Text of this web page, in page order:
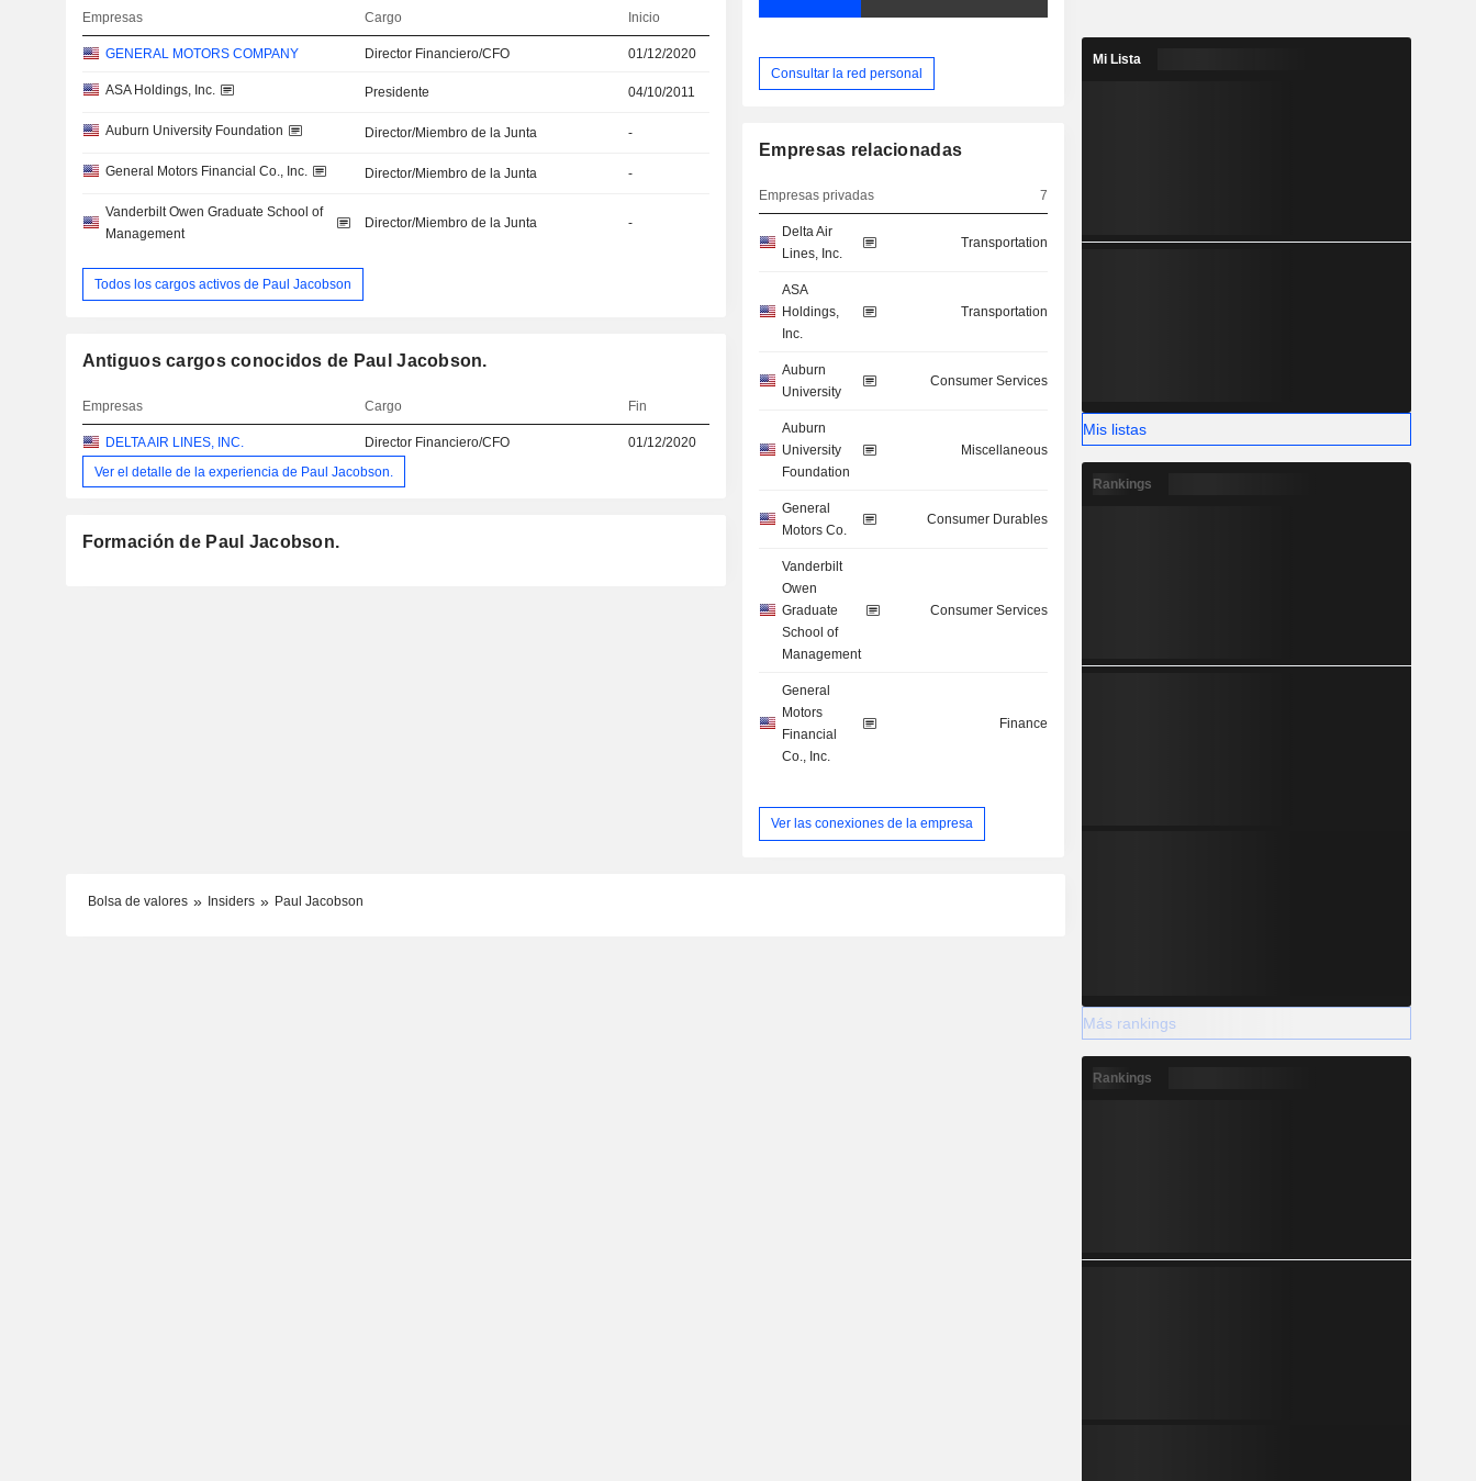
Empresas Cargo Inicio
GENERAL MOTORS COMPANY Director Financiero/CFO 01/12/2020
ASA Holdings, Inc. Presidente 04/10/2011
Auburn University Foundation Director/Miembro de la Junta -
General Motors Financial Co., Inc. Director/Miembro de la Junta -
Vanderbilt Owen Graduate School of
Management
Director/Miembro de la Junta -
Todos los cargos activos de Paul Jacobson
Antiguos cargos conocidos de Paul Jacobson.
Empresas Cargo Fin
DELTA AIR LINES, INC. Director Financiero/CFO
01/12/2020
Ver el detalle de la experiencia de Paul Jacobson.
Formación de Paul Jacobson.
Consultar la red personal
Empresas relacionadas
Empresas privadas 7
Delta Air
Lines, Inc.
Transportation
ASA
Holdings,
Inc.
Transportation
Auburn
University
Consumer Services
Auburn
University
Foundation
Miscellaneous
General
Motors Co.
Consumer Durables
Vanderbilt
Owen
Graduate
School of
Management
Consumer Services
General
Motors
Financial
Co., Inc.
Finance
Ver las conexiones de la empresa
Bolsa de valores Insiders Paul Jacobson
Mi Lista
Mis listas
Rankings
Más rankings
Rankings